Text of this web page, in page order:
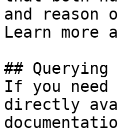
and
Learn more
## Querying
If you
directly